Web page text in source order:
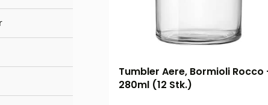
Tumbler Aere, Bormioli Rocco
280ml (12 Stk.)